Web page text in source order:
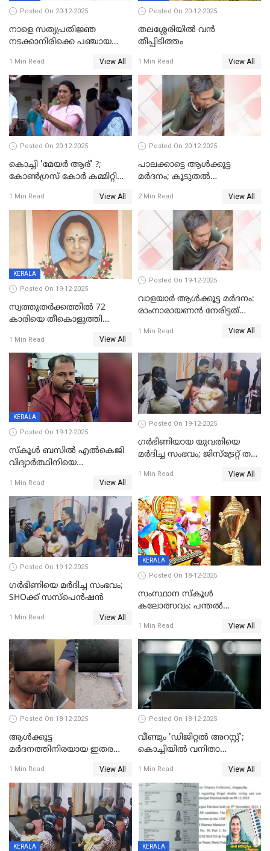
Posted On 20-12-2025
നാളെ സത്യപ്രതിജ്ഞ
നടക്കാനിരിക്കെ പഞ്ചായത്ത്
1 Min Read View All
Posted On 20-12-2025
തലശ്ശേരിയിൽ വൻ
തീപ്പിടിത്തം
1 Min Read View All
Posted On 20-12-2025
കൊച്ചി 'മേയർ ആര്' ?;
കോണ്‍ഗ്രസ് കോര്‍ കമ്മിറ്റി
1 Min Read View All
Posted On 20-12-2025
പാലക്കാട്ടെ ആള്‍ക്കൂട്ട
മര്‍ദനം; കൂടുതല്‍
അംഗ സംഘമെന്ന് വിവരം
2 Min Read View All
KERALA
Posted On 19-12-2025
സ്വത്തുതര്‍ക്കത്തില്‍ 72
കാരിയെ തീകൊളുത്തി
ക്രൂരകൊലപാതകത്തില്‍
സഹോദരിപുത്രന് ജീവപര്യന്തം
1 Min Read View All
Posted On 19-12-2025
വാളയാർ ആൾക്കൂട്ട മർദനം:
രാംനാരായണൻ നേരിട്ടത്
നാൽപ്പതിലേറെ
റിപ്പോർട്ട്
1 Min Read View All
KERALA
Posted On 19-12-2025
സ്കൂൾ ബസിൽ എൽകെജി
വിദ്യാര്‍ത്ഥിനിയെ
ക്ലീനര്‍ പിടിയിൽ
1 Min Read View All
Posted On 19-12-2025
ഗര്‍ഭിണിയായ യുവതിയെ
മര്‍ദിച്ച സംഭവം; ജിസ്‌ട്രേറ്റ് തല
യുവതി
1 Min Read View All
Posted On 19-12-2025
ഗര്‍ഭിണിയെ മർദിച്ച സംഭവം;
SHOക്ക് സസ്പെൻഷൻ
1 Min Read View All
KERALA
Posted On 18-12-2025
സംസ്ഥാന സ്കൂൾ
കലോത്സവം: പന്തൽ
1 Min Read View All
Posted On 18-12-2025
ആൾക്കൂട്ട
മർദനത്തിനിരയായ ഇതര
നടുക്കുന്ന സംഭവം
വാളയാറിൽ
1 Min Read View All
Posted On 18-12-2025
വീണ്ടും 'ഡിജിറ്റല്‍ അറസ്റ്റ്';
കൊച്ചിയില്‍ വനിതാ
കോടി രൂപ
1 Min Read View All
KERALA KERALA